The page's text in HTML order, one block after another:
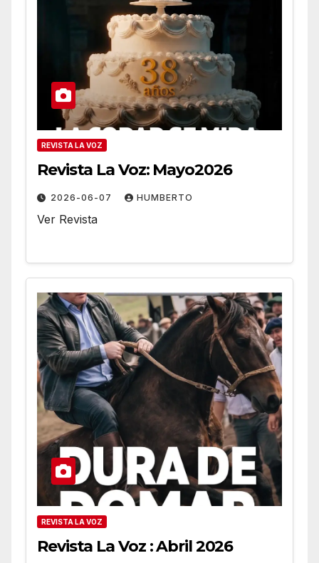
REVISTA LA VOZ
Revista La Voz: Mayo2026
2026-06-07 HUMBERTO
Ver Revista
REVISTA LA VOZ
Revista La Voz : Abril 2026